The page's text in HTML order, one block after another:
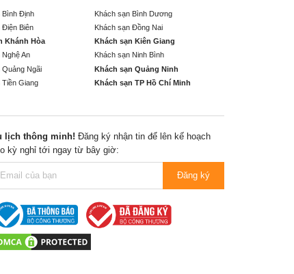
Bình Định
Khách sạn Bình Dương
Điện Biên
Khách sạn Đồng Nai
Khánh Hòa
Khách sạn Kiên Giang
Nghệ An
Khách sạn Ninh Bình
Quảng Ngãi
Khách sạn Quảng Ninh
Tiền Giang
Khách sạn TP Hồ Chí Minh
lịch thông minh! Đăng ký nhận tin để lên kế hoạch
kỳ nghỉ tới ngay từ bây giờ:
Đăng ký